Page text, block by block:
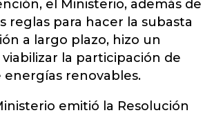
el Ministerio, además de
reglas para hacer la subasta
a largo plazo, hizo un
la participación de
energías renovables.
emitió la Resolución